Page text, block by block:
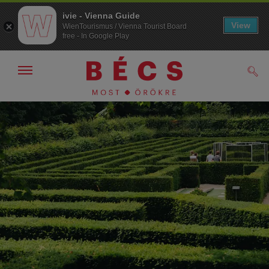
A
navigációhoz
A
tartalomhoz
Navigáció
elrejtése
ivie - Vienna Guide
WienTourismus / Vienna Tourist Board
free - In Google Play
View